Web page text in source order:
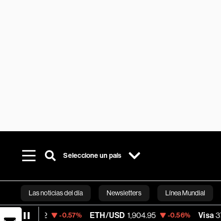
Seleccione un país
Las noticias del día Newsletters Línea Mundial
Bloomberg
ETH/USD 1,904.95 -0.56% Visa 370.47